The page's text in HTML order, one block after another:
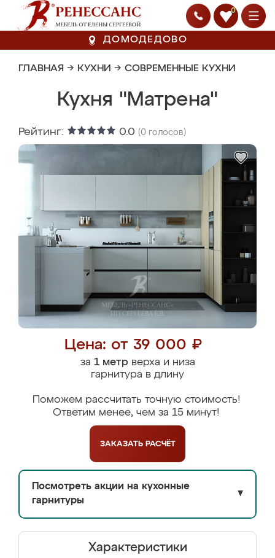
0
ДОМОДЕДОВО
ГЛАВНАЯ → КУХНИ → СОВРЕМЕННЫЕ КУХНИ
Кухня "Матрена"
Рейтинг: 0.0 (0 голосов)
Цена: от 39 000 ₽
за 1 метрверха и низа
гарнитура в длину
Поможем рассчитать точную стоимость!
Ответим менее, чем за 15 минут!
ЗАКАЗАТЬ РАСЧЁТ
Посмотреть акции на кухонные
гарнитуры
▼
Характеристики